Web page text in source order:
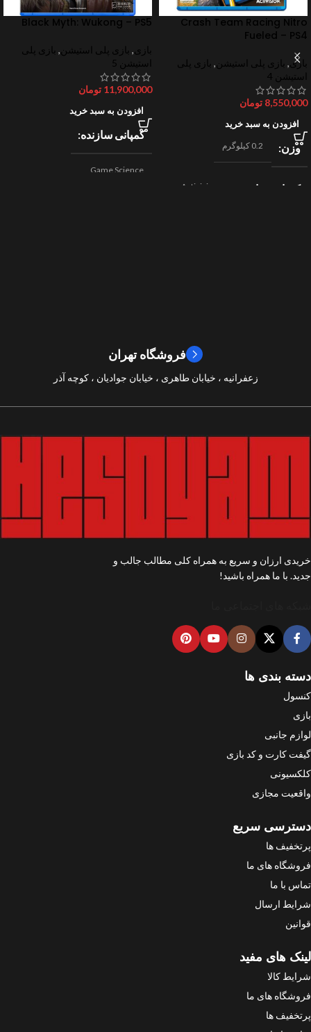
Crash Team Racing Nitro
Fueled – PS4
بازی, بازی پلی استیشن , بازی پلی
استیشن 4
8,550,000 تومان
افزودن به سبد خرید
وزن 0.2 کیلوگرم
کمپانی سازنده
Activision
Black Myth: Wukong – PS5
بازی, بازی پلی استیشن , بازی پلی
استیشن 5
11,900,000 تومان
افزودن به سبد خرید
کمپانی سازنده
Game Science
فروشگاه تهران
زعفرانیه ، خیابان طاهری ، خیابان جوادیان ، کوچه آذر
خریدی ارزان و سریع به همراه کلی مطالب جالب و
جدید. با ما همراه باشید!
دسته بندی ها
کنسول
بازی
لوازم جانبی
گیفت کارت و کد بازی
کلکسیونی
واقعیت مجازی
دسترسی سریع
پرتخفیف ها
فروشگاه های ما
تماس با ما
شرایط ارسال
قوانین
لینک های مفید
شرایط کالا
فروشگاه های ما
پرتخفیف ها